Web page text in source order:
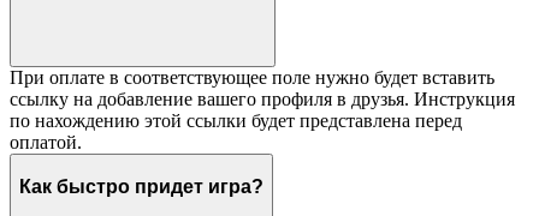
При оплате в соответствующее поле нужно будет вставить
ссылку на добавление вашего профиля в друзья. Инструкция
по нахождению этой ссылки будет представлена перед
оплатой.
Как быстро придет игра?